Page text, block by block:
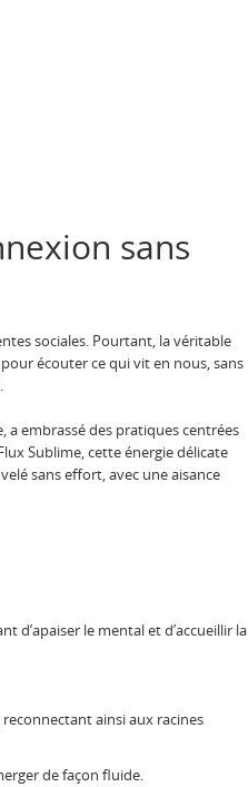
sans
sociales. Pourtant, la véritable
écouter ce qui vit en nous, sans
embrassé des pratiques centrées
Sublime, cette énergie délicate
sans effort, avec une aisance
d’apaiser le mental et d’accueillir la
ainsi aux racines
de façon fluide.